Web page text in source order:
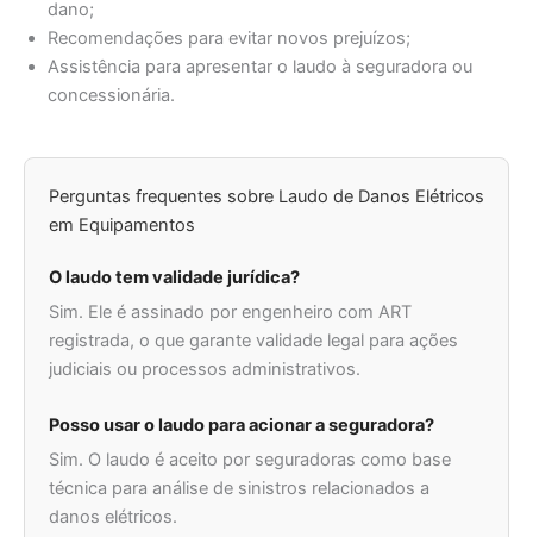
dano;
Recomendações para evitar novos prejuízos;
Assistência para apresentar o laudo à seguradora ou
concessionária.
Perguntas frequentes sobre Laudo de Danos Elétricos
em Equipamentos
O laudo tem validade jurídica?
Sim. Ele é assinado por engenheiro com ART
registrada, o que garante validade legal para ações
judiciais ou processos administrativos.
Posso usar o laudo para acionar a seguradora?
Sim. O laudo é aceito por seguradoras como base
técnica para análise de sinistros relacionados a
danos elétricos.